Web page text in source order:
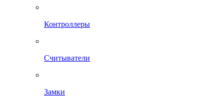
Контроллеры
Считыватели
Замки